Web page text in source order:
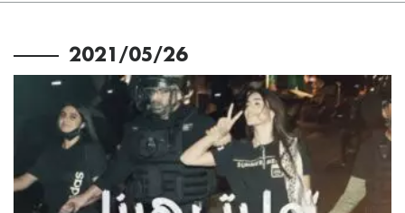
2021/05/26